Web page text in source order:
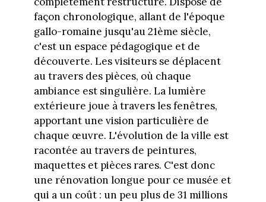
façon chronologique, allant de l'époque
gallo-romaine jusqu'au 21ème siècle,
c'est un espace pédagogique et de
découverte. Les visiteurs se déplacent
au travers des pièces, où chaque
ambiance est singulière. La lumière
extérieure joue à travers les fenêtres,
apportant une vision particulière de
chaque œuvre. L'évolution de la ville est
racontée au travers de peintures,
maquettes et pièces rares. C'est donc
une rénovation longue pour ce musée et
qui a un coût : un peu plus de 31 millions